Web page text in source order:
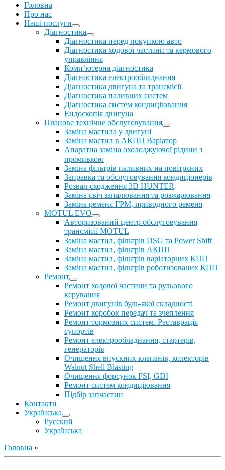
Головна
Про нас
Наші послуги
Діагностика
Діагностика перед покупкою авто
Діагностика ходової частини та кермового
управління
Комп’ютерна діагностика
Діагностика електрообладнання
Діагностика двигуна та трансмісії
Діагностика паливних систем
Діагностика систем кондиціювання
Ендоскопія двигуна
Планове технічне обслуговування
Заміна мастила у двигуні
Заміна мастил в АКПП Варіатор
Апаратна заміна охолоджуючої рідини з
промивкою
Заміна фільтрів паливних на повітряних
Заправка та обслуговування кондиціонерів
Розвал-сходження 3D HUNTER
Заміна свіч запалювання та розжарювання
Заміна ременя ГРМ, приводного ременя
MOTUL EVO
Авторизований центр обслуговування
трансмісії MOTUL
Заміна мастил, фільтрів DSG та Power Shift
Заміна мастил, фільтрів АКПП
Заміна мастил, фільтрів варіаторних КПП
Заміна мастил, фільтрів роботизованих КПП
Ремонт
Ремонт ходової частини та рульового
керування
Ремонт двигунів будь-якої складності
Ремонт коробок передач та зчеплення
Ремонт тормозних систем. Реставрація
супортів
Ремонт електрообладнання, стартерів,
генераторів
Очищення впускних клапанів, колекторів
Walnut Shell Blasting
Очищення форсунок FSI, GDI
Ремонт систем кондиціювання
Підбір запчастин
Контакти
Українська
Русский
Українська
Головна »